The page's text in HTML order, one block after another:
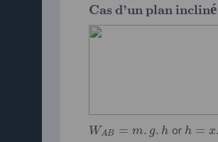
Casd’unplanincliné
WAB = m. g. h or h = x.